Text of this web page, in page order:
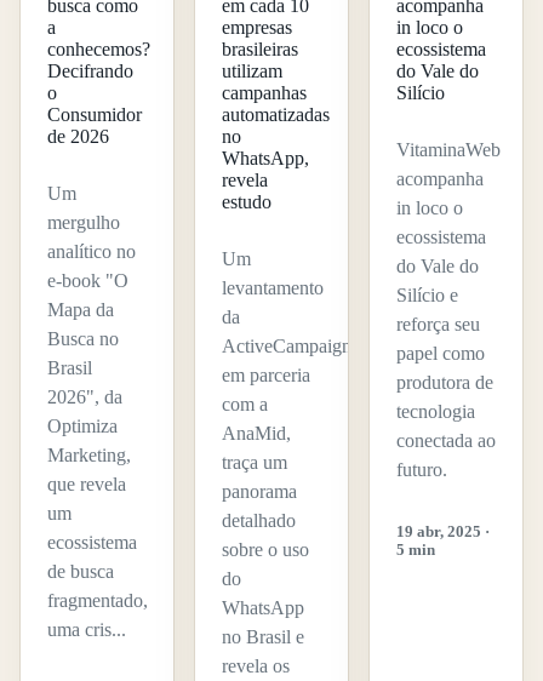
busca como
a
conhecemos?
Decifrando
o
Consumidor
de 2026
Um
mergulho
analítico no
e-book "O
Mapa da
Busca no
Brasil
2026", da
Optimiza
Marketing,
que revela
um
ecossistema
de busca
fragmentado,
uma cris...
em cada 10
empresas
brasileiras
utilizam
campanhas
automatizadas
no
WhatsApp,
revela
estudo
Um
levantamento
da
ActiveCampaign,
em parceria
com a
AnaMid,
traça um
panorama
detalhado
sobre o uso
do
WhatsApp
no Brasil e
revela os
acompanha
in loco o
ecossistema
do Vale do
Silício
VitaminaWeb
acompanha
in loco o
ecossistema
do Vale do
Silício e
reforça seu
papel como
produtora de
tecnologia
conectada ao
futuro.
19 abr, 2025 ·
5 min